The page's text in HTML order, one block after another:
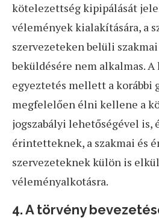
kötelezettség kipipálását
vélemények kialakítására, a
szervezeteken belüli
beküldésére nem alkalmas.
egyeztetés mellett a korábbi
megfelelően élni kellene a
jogszabályi lehetőségével is,
érintetteknek, a szakmai és
szervezeteknek külön is
véleményalkotásra.
4. A törvény